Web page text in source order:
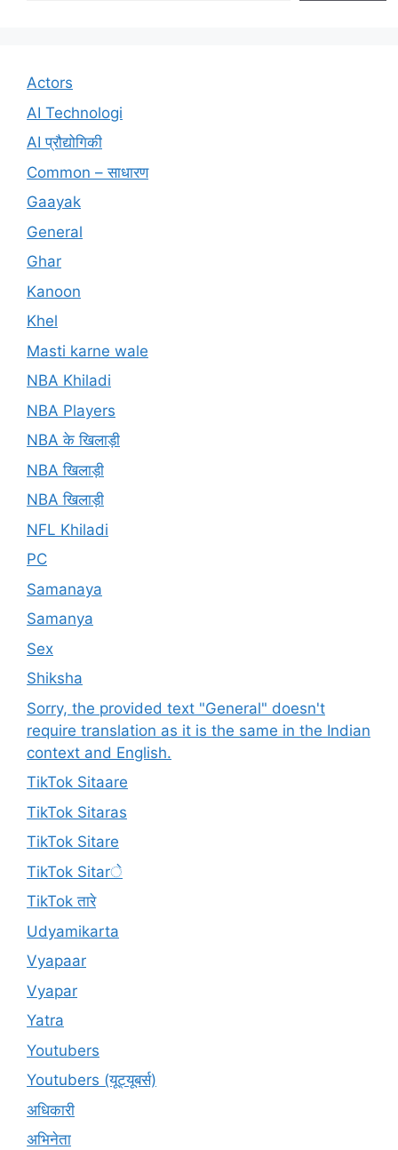
Actors
AI Technologi
AI प्रौद्योगिकी
Common – साधारण
Gaayak
General
Ghar
Kanoon
Khel
Masti karne wale
NBA Khiladi
NBA Players
NBA के खिलाड़ी
NBA खिलाड़ी
NBA खिलाड़ी
NFL Khiladi
PC
Samanaya
Samanya
Sex
Shiksha
Sorry, the provided text "General" doesn't
require translation as it is the same in the Indian
context and English.
TikTok Sitaare
TikTok Sitaras
TikTok Sitare
TikTok Sitarे
TikTok तारे
Udyamikarta
Vyapaar
Vyapar
Yatra
Youtubers
Youtubers (यूट्यूबर्स)
अधिकारी
अभिनेता